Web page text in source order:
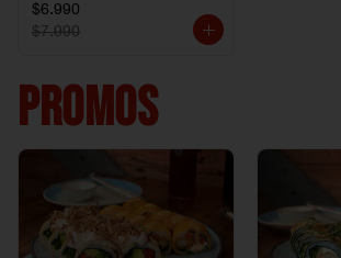
$6.990
$7.990
PROMOS